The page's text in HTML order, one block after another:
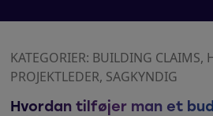
KATEGORIER: BUILDING CLAIMS,
PROJEKTLEDER, SAGKYNDIG
Hvordan tilføjer man et